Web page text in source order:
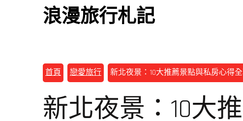
浪漫旅行札記
首頁 戀愛旅行 新北夜景：10大推薦景點與私房心得
新北夜景：10大